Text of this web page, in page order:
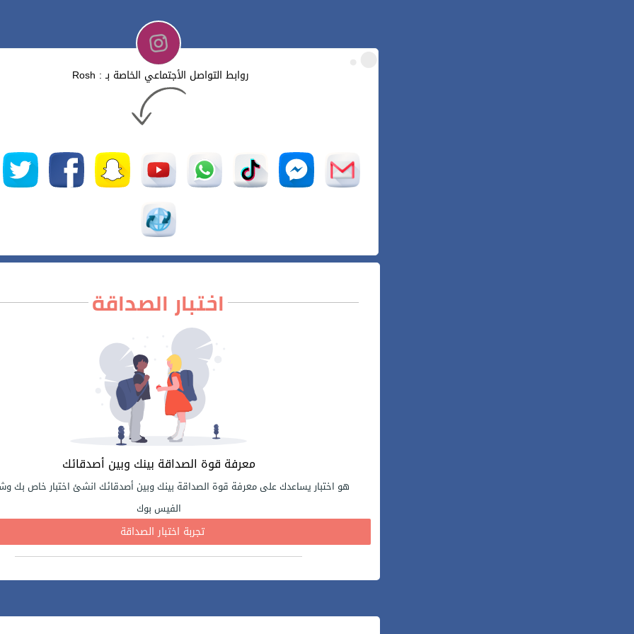
روابط التواصل الأجتماعي الخاصة بـ : Rosh
اختبار الصداقة
معرفة قوة الصداقة بينك وبين أصدقائك
هو اختبار يساعدك على معرفة قوة الصداقة بينك وبين أصدقائك انشئ اختبار خاص بك
الفيس بوك
تجربة اختبار الصداقة